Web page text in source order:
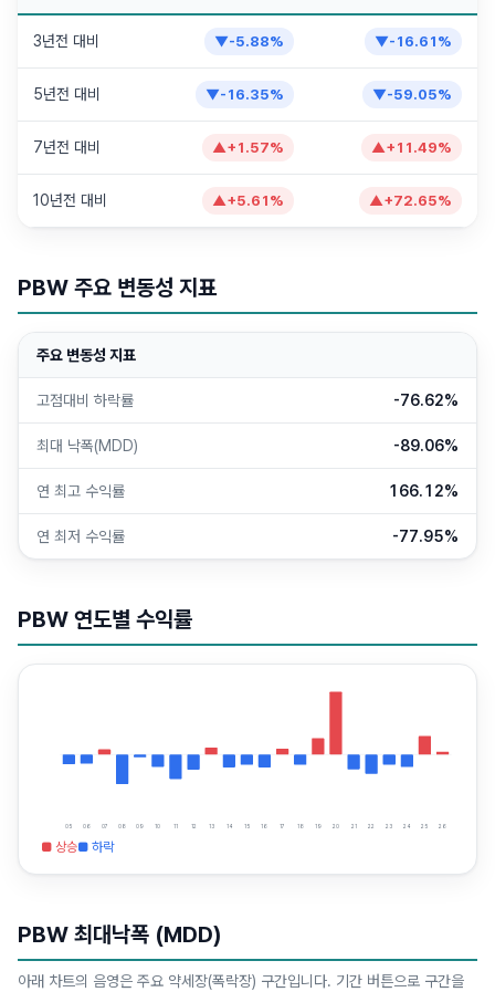
3년전 대비 ▼-5.88% ▼-16.61 %
5년전 대비 ▼-16.35% ▼-59.05%
7년전 대비 ▲+ 1.57% ▲+ 11.49%
10년전 대비 ▲+5.61 % ▲+72.65%
PBW 주요 변동성 지표
주요 변동성 지표
고점대비 하락률 -76.62%
최대 낙폭(MDD) -89.06%
연 최고 수익률 166.12%
연 최저 수익률 -77.95%
PBW 연도별 수익률
05 06 07 08 09 10 11 12 13 14 15 16 17 18 19 20 21 22 23 24 25 26
■ 상승■ 하락
PBW 최대낙폭 (MDD)
아래 차트의 음영은 주요 약세장(폭락장) 구간입니다. 기간 버튼으로 구간을